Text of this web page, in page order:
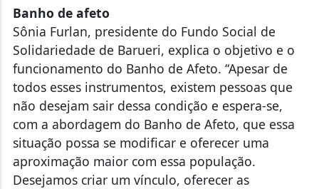
Banho de afeto
Sônia Furlan, presidente do Fundo Social de
Solidariedade de Barueri, explica o objetivo e o
funcionamento do Banho de Afeto. “Apesar de
todos esses instrumentos, existem pessoas que
não desejam sair dessa condição e espera-se,
com a abordagem do Banho de Afeto, que essa
situação possa se modificar e oferecer uma
aproximação maior com essa população.
Desejamos criar um vínculo, oferecer as